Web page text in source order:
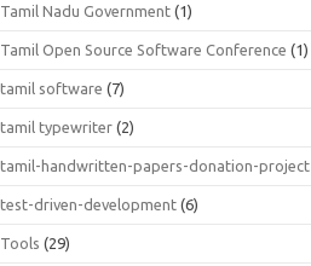
Tamil Nadu Government (1)
Tamil Open Source Software Conference (1)
tamil software (7)
tamil typewriter (2)
tamil-handwritten-papers-donation-project
test-driven-development (6)
Tools (29)